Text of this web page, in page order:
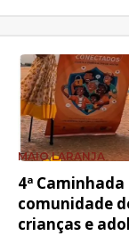
MAIO LARANJA
4ª
comunidade
crianças e